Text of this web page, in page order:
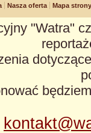
Nasza oferta Mapa strony
"Watra"